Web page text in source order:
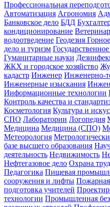
Профессиональная
Автоматизация Агрономия
Банковское дело БДД
кондиционирование
водоотведение Геодезия
дело и туризм
Гуманитарные науки
ЖКХ и городское хозяйство
кадастр Инженер Инженерно-
Инженерные изыскания
Информационные технологии
Контроль качества и
Косметология Культура и
СПО Лаборатории Логопедия
Медицина Медицина (СПО)
Метеорология
базе высшего образования
деятельность Недвижимость
Нефтегазовое дело Охрана
Педагогика Пищевая
сооружения и лифты Пожарная
подготовка учителей
технологии Промышленная